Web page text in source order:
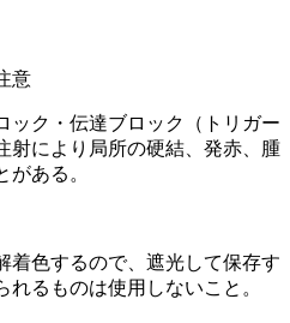
意
ク・伝達ブロック（トリガー
射により局所の硬結、発赤、腫
ある。
着色するので、遮光して保存す
るものは使用しないこと。